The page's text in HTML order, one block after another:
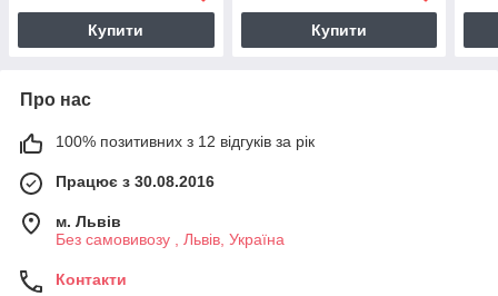
Купити Купити
Про нас
100% позитивних з 12 відгуків за рік
Працює з 30.08.2016
м. Львів
Без самовивозу , Львів, Україна
Контакти